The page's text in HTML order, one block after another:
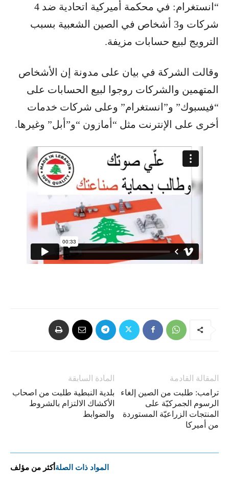
“انستغرام: في محكمة أميركية اتحادية ضد 4
شركات و3 أشخاص في الصين الشعبية بسبب
الترويج لبيع حسابات مزيفة.
وقالت الشركة في بيان على مدونة إن الأشخاص
المتهمين والشركات روجوا لبيع الحسابات على
“فيسبوك” و”انستغرام” وعلى شركات خدمات
أخرى على الإنترنت مثل “أمازون “و”أبل” وغيرها.
المادة السابقة
بلدية النبطية طلبت من اصحاب
الأكشاك الالتزام بالشروط
والضوابط
المقالة القادمة
ترامب: طلبت من الصين إلغاء
الرسوم الجمركيّة على
المنتجات الزراعيّة المستوردة
من أميركا
المواد ذات الصلةأكثر من مؤلف